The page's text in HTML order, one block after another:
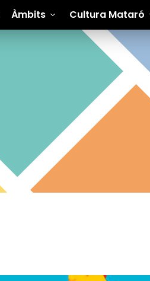
Àmbits Cultura Mataró